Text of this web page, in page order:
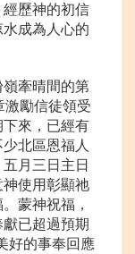
歷神的初信
成為人心的
嶺牽晴間的第
激勵信徒領受
來，已經有
北區恩福人
五月三日主日
使用彰顯祂
蒙神祝福，
已超過預期
好的事奉回應